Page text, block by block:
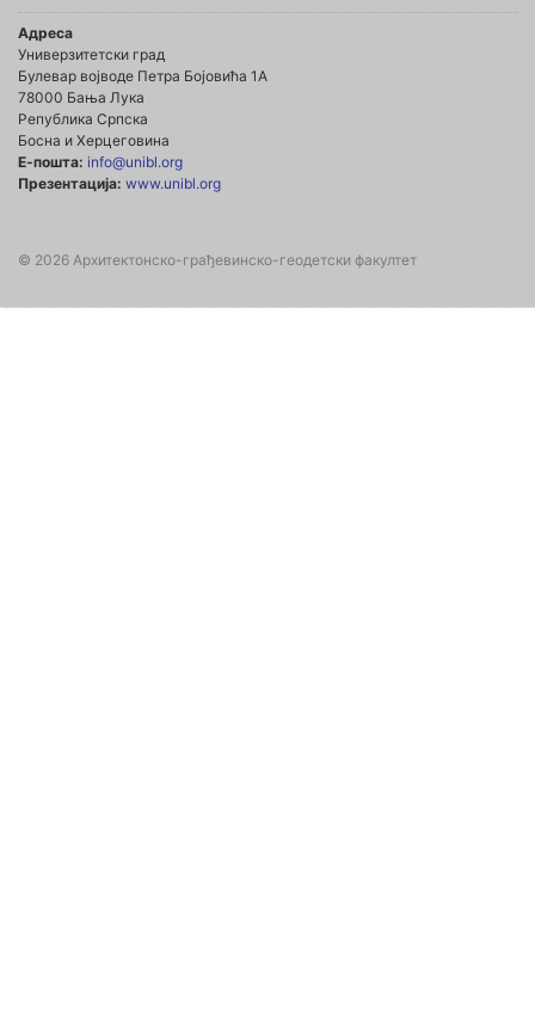
Адреса
Универзитетски град
Булевар војводе Петра Бојовића 1А
78000 Бања Лука
Република Српска
Босна и Херцеговина
Е-пошта: info@unibl.org
Презентација: www.unibl.org
© 2026 Архитектонско-грађевинско-геодетски факултет